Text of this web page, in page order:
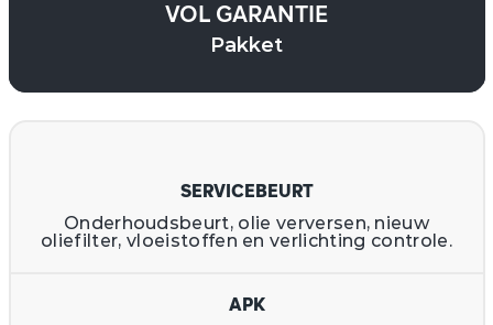
VOL GARANTIE
Pakket
SERVICEBEURT
Onderhoudsbeurt, olie verversen, nieuw
oliefilter, vloeistoffen en verlichting controle.
APK